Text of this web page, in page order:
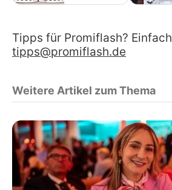
Tipps für Promiflash?
tipps@promiflash.de
Weitere Artikel zum Thema